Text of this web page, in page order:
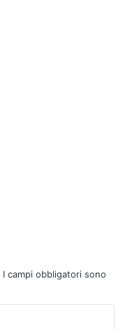
I campi obbligatori sono